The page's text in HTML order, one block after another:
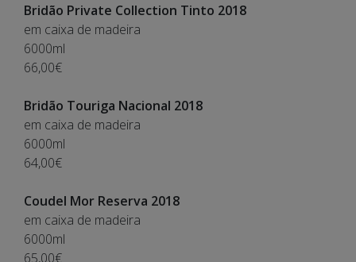
Bridão Private Collection Tinto 2018
em caixa de madeira
6000ml
66,00€
Bridão Touriga Nacional 2018
em caixa de madeira
6000ml
64,00€
Coudel Mor Reserva 2018
em caixa de madeira
6000ml
65,00€